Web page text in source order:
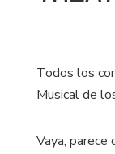
Todos los
Musical de
Vaya,